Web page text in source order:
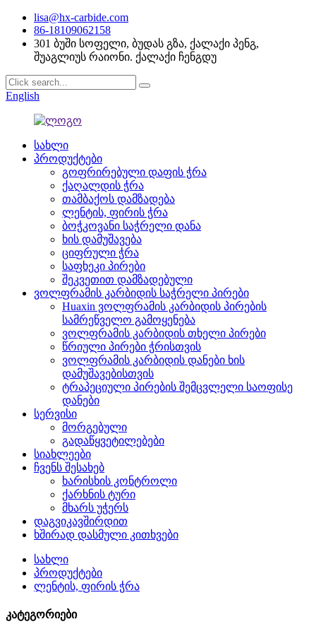
lisa@hx-carbide.com
86-18109062158
301 ბუში სოფელი, ბუდას გზა, ქალაქი პენგ,
შუაგლიუს რაიონი. ქალაქი ჩენგდუ
English
სახლი
პროდუქტები
გოფრირებული დაფის ჭრა
ქაღალდის ჭრა
თამბაქოს დამზადება
ლენტის, ფირის ჭრა
ბოჭკოვანი საჭრელი დანა
ხის დამუშავება
ციფრული ჭრა
საფხეკი პირები
შეკვეთით დამზადებული
ვოლფრამის კარბიდის საჭრელი პირები
Huaxin ვოლფრამის კარბიდის პირების
სამრეწველო გამოყენება
ვოლფრამის კარბიდის თხელი პირები
წრიული პირები ჭრისთვის
ვოლფრამის კარბიდის დანები ხის
დამუშავებისთვის
ტრაპეციული პირების შემცვლელი საოფისე
დანები
სერვისი
მორგებული
გადაწყვეტილებები
სიახლეები
ჩვენს შესახებ
ხარისხის კონტროლი
ქარხნის ტური
მხარს უჭერს
დაგვიკავშირდით
ხშირად დასმული კითხვები
სახლი
პროდუქტები
ლენტის, ფირის ჭრა
კატეგორიები